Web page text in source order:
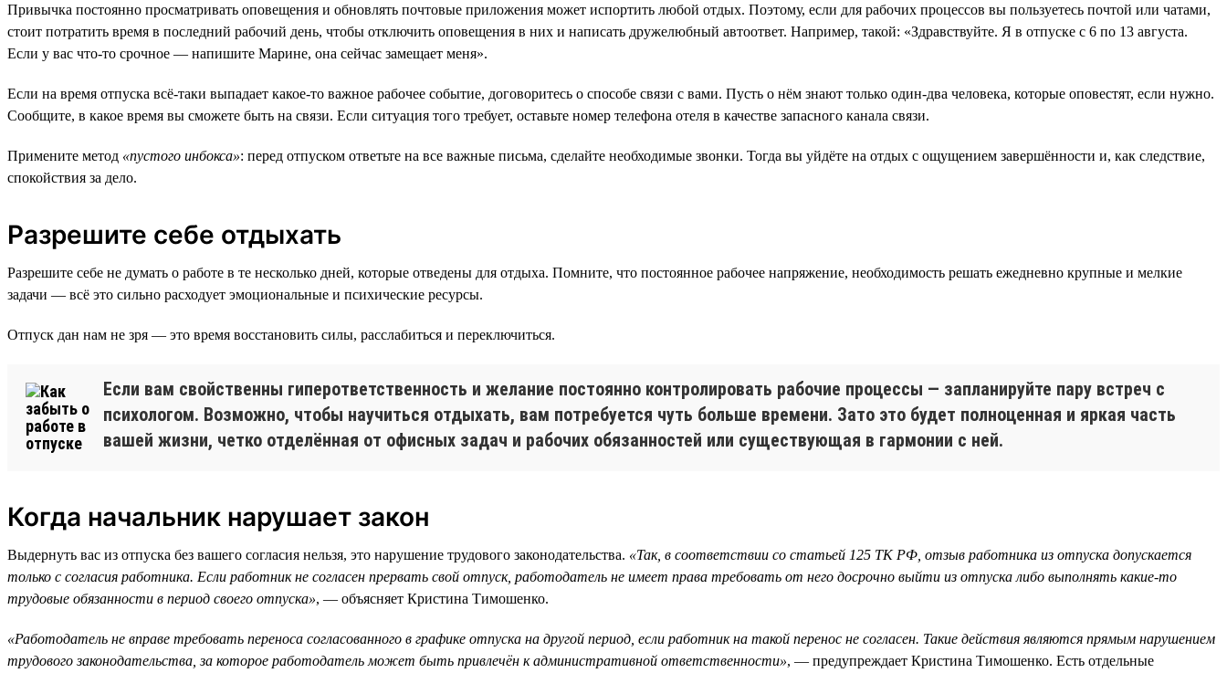
Привычка постоянно просматривать оповещения и обновлять почтовые приложения может испортить любой отдых. Поэтому, если для рабочих процессов вы пользуетесь почтой или чатами,
стоит потратить время в последний рабочий день, чтобы отключить оповещения в них и написать дружелюбный автоответ. Например, такой: «Здравствуйте. Я в отпуске с 6 по 13 августа.
Если у вас что-то срочное — напишите Марине, она сейчас замещает меня».
Если на время отпуска всё-таки выпадает какое-то важное рабочее событие, договоритесь о способе связи с вами. Пусть о нём знают только один-два человека, которые оповестят, если нужно.
Сообщите, в какое время вы сможете быть на связи. Если ситуация того требует, оставьте номер телефона отеля в качестве запасного канала связи.
Примените метод «пустого инбокса»: перед отпуском ответьте на все важные письма, сделайте необходимые звонки. Тогда вы уйдёте на отдых с ощущением завершённости и, как следствие,
спокойствия за дело.
Разрешите себе отдыхать
Разрешите себе не думать о работе в те несколько дней, которые отведены для отдыха. Помните, что постоянное рабочее напряжение, необходимость решать ежедневно крупные и мелкие
задачи — всё это сильно расходует эмоциональные и психические ресурсы.
Отпуск дан нам не зря — это время восстановить силы, расслабиться и переключиться.
Если вам свойственны гиперответственность и желание постоянно контролировать рабочие процессы — запланируйте пару встреч с
психологом. Возможно, чтобы научиться отдыхать, вам потребуется чуть больше времени. Зато это будет полноценная и яркая часть
вашей жизни, четко отделённая от офисных задач и рабочих обязанностей или существующая в гармонии с ней.
Когда начальник нарушает закон
Выдернуть вас из отпуска без вашего согласия нельзя, это нарушение трудового законодательства. «Так, в соответствии со статьей 125 ТК РФ, отзыв работника из отпуска допускается
только с согласия работника. Если работник не согласен прервать свой отпуск, работодатель не имеет права требовать от него досрочно выйти из отпуска либо выполнять какие-то
трудовые обязанности в период своего отпуска», — объясняет Кристина Тимошенко.
«Работодатель не вправе требовать переноса согласованного в графике отпуска на другой период, если работник на такой перенос не согласен. Такие действия являются прямым нарушением
трудового законодательства, за которое работодатель может быть привлечён к административной ответственности», — предупреждает Кристина Тимошенко. Есть отдельные